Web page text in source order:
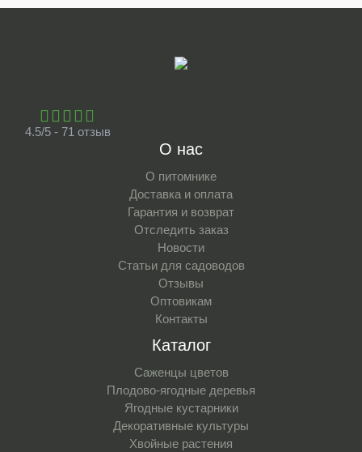
4.5/5 - 71 отзыв
О нас
О питомнике
Доставка и оплата
Гарантия и возврат
Отследить заказ
Новости
Статьи для садоводов
Отзывы
Оптовикам
Контакты
Каталог
Саженцы цветов
Плодово-ягодные деревья
Ягодные кустарники
Декоративные культуры
Хвойные растения